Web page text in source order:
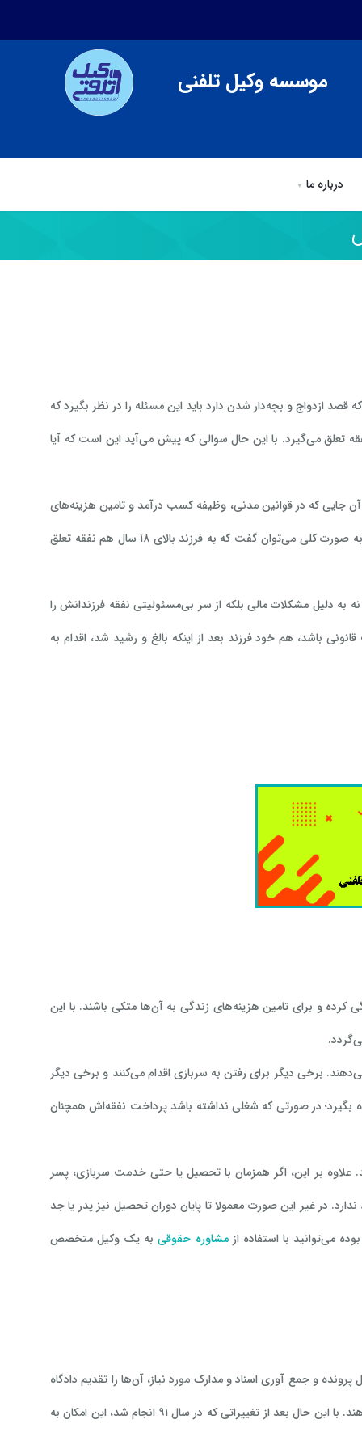
موسسه وکیل تلفنی
درباره ما
ازدواج و بچه‌دار شدن دارد باید این مسئله را در نظر بگیرد که
تعلق می‌گیرد. با این حال سوالی که پیش می‌آید این است که آیا
آن جایی که در قوانین مدنی، وظیفه کسب درآمد و تامین هزینه‌های
زندگی با مرد بوده، پس فرزند دختر هم نفقه متفاوتی نسبت به فرزند پسر دریافت می‌کند. به صورت کلی می‌توان گفت که به فرزند بالای ۱۸ سال هم نفقه تعلق
دلیل مشکلات مالی بلکه از سر بی‌مسئولیتی نفقه فرزندانش را
باشد، هم خود فرزند بعد از اینکه بالغ و رشید شد، اقدام به
زندگی کرده و برای تامین هزینه‌های زندگی به آن‌ها متکی باشند. با این
برخی دیگر برای رفتن به سربازی اقدام می‌کنند و برخی دیگر
به رفتن به سربازی یا دانشگاه بگیرد؛ در صورتی که شغلی نداشته باشد پرداخت نفقه‌اش همچنان
علاوه بر این، اگر همزمان با تحصیل یا حتی خدمت سربازی، پسر
در غیر این صورت معمولا تا پایان دوران تحصیل نیز پدر یا جد
می‌توانید با استفاده ازمشاوره حقوقیبه یک وکیل متخصص
با تشکیل پرونده و جمع آوری اسناد و مدارک مورد نیاز، آن‌ها را تقدیم دادگاه
کنید. تا قبل از سال ۹۱، فرزندان نمی‌توانستند برای دریافت نفقه گذشته اقدام حقوقی انجام دهند. با این حال بعد از تغییراتی که در سال ۹۱ انجام شد، این امکان به